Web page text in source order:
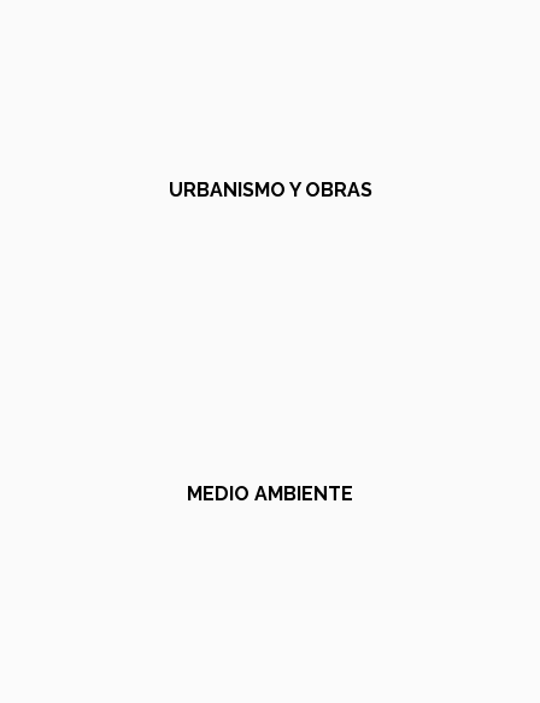
URBANISMO Y OBRAS
MEDIO AMBIENTE